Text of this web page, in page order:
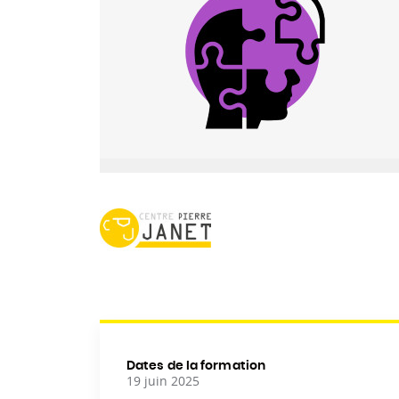
Dates de la formation
19 juin 2025